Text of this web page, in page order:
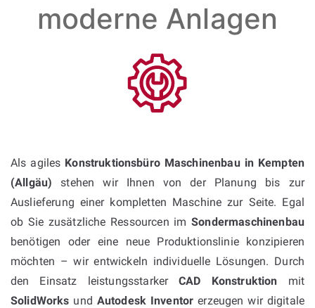
moderne Anlagen
Als agiles Konstruktionsbüro Maschinenbau in Kempten
(Allgäu) stehen wir Ihnen von der Planung bis zur
Auslieferung einer kompletten Maschine zur Seite. Egal
ob Sie zusätzliche Ressourcen imSondermaschinenbau
benötigen oder eine neue Produktionslinie konzipieren
möchten – wir entwickeln individuelle Lösungen. Durch
den Einsatz leistungsstarkerCAD Konstruktion mit
SolidWorks und Autodesk Inventor erzeugen wir digitale